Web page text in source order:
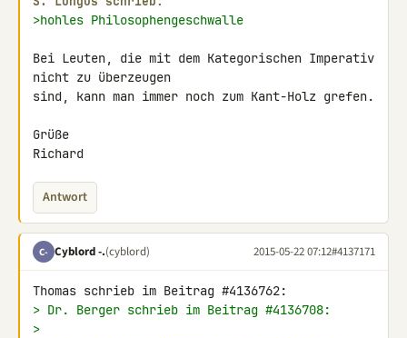
>hohles Philosophengeschwalle
Bei Leuten, die mit dem Kategorischen Imperativ
nicht zu überzeugen
sind, kann man immer noch zum Kant-Holz grefen.
Grüße
Richard
Antwort
C- Cyblord -.(cyblord) 2015-05-22 07:12#4137171
> Dr. Berger schrieb im Beitrag #4136708:
>